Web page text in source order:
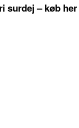
surdej – køb her